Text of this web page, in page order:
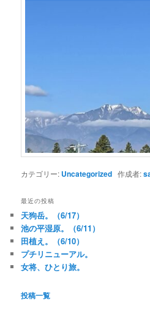
カテゴリー: Uncategorized 作成者:
最近の投稿
天狗岳。（6/17）
池の平湿原。（6/11）
田植え。（6/10）
プチリニューアル。
女将、ひとり旅。
投稿一覧